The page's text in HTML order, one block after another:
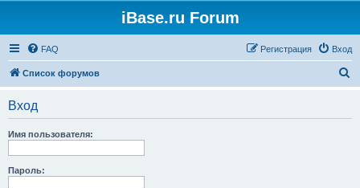
iBase.ru Forum
FAQ Вход
Регистрация
Список форумов
Вход
Имя пользователя:
Пароль: